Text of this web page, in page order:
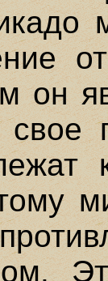
он
свое